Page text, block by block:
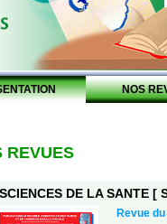
NOS
REVUES
SCIENCES DE LA SANTE [
Revue